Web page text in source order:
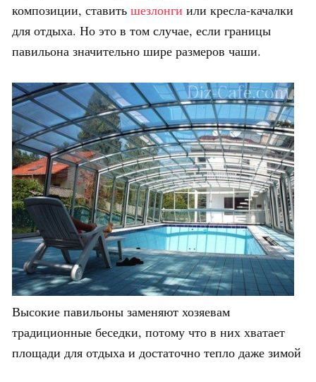
композиции, ставить шезлонги или кресла-качалки
для отдыха. Но это в том случае, если границы
павильона значительно шире размеров чаши.
Высокие павильоны заменяют хозяевам
традиционные беседки, потому что в них хватает
площади для отдыха и достаточно тепло даже зимой